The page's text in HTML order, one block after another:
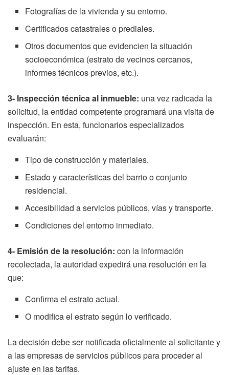
Fotografías de la vivienda y su entorno.
Certificados catastrales o prediales.
Otros documentos que evidencien la situación
socioeconómica (estrato de vecinos cercanos,
informes técnicos previos, etc.).
3- Inspección técnica al inmueble: una vez radicada la
solicitud, la entidad competente programará una visita de
inspección. En esta, funcionarios especializados
evaluarán:
Tipo de construcción y materiales.
Estado y características del barrio o conjunto
residencial.
Accesibilidad a servicios públicos, vías y transporte.
Condiciones del entorno inmediato.
4- Emisión de la resolución: con la información
recolectada, la autoridad expedirá una resolución en la
que:
Confirma el estrato actual.
O modifica el estrato según lo verificado.
La decisión debe ser notificada oficialmente al solicitante y
a las empresas de servicios públicos para proceder al
ajuste en las tarifas.